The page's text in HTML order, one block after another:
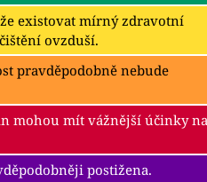
existovat mírný zdravotní
ovzduší.
pravděpodobně nebude
mohou mít vážnější účinky na
postižena.